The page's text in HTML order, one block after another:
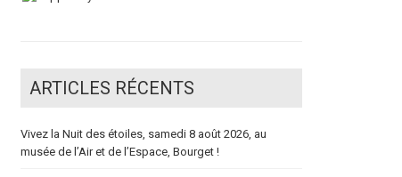
ARTICLES RÉCENTS
Vivez la Nuit des étoiles, samedi 8 août 2026, au
musée de l’Air et de l’Espace, Bourget !